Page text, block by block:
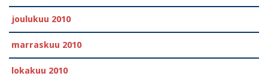
joulukuu 2010
marraskuu 2010
lokakuu 2010